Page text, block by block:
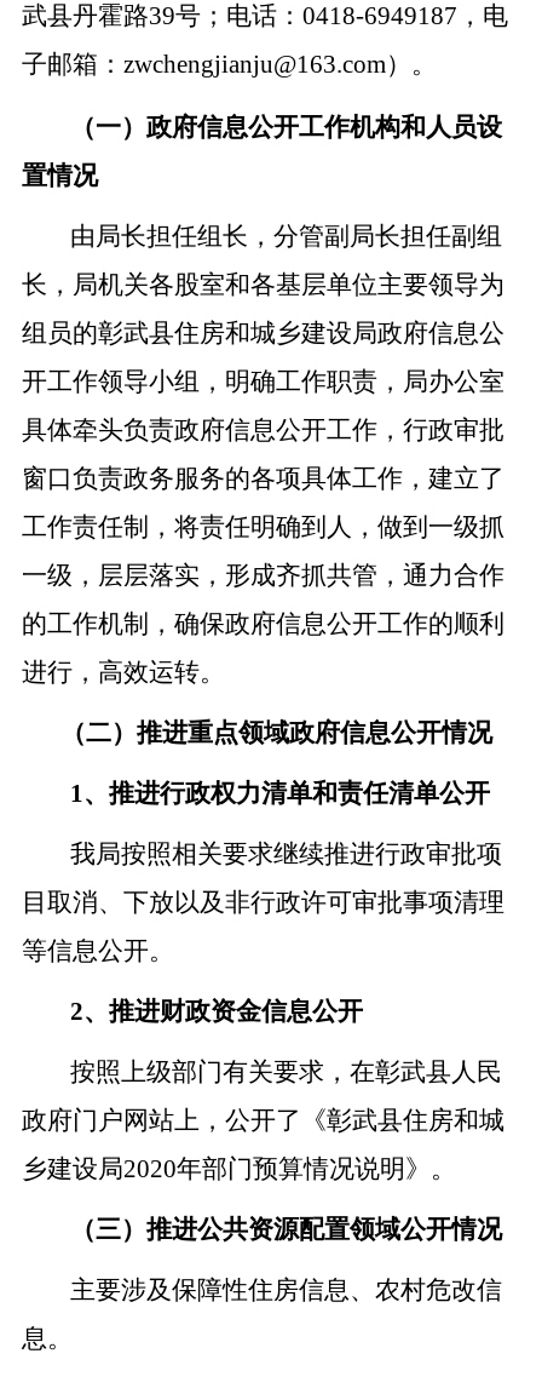
武县丹霍路39号；电话：0418-6949187，电
子邮箱：zwchengjianju@163.com）。
（一）政府信息公开工作机构和人员设
置情况
由局长担任组长，分管副局长担任副组
长，局机关各股室和各基层单位主要领导为
组员的彰武县住房和城乡建设局政府信息公
开工作领导小组，明确工作职责，局办公室
具体牵头负责政府信息公开工作，行政审批
窗口负责政务服务的各项具体工作，建立了
工作责任制，将责任明确到人，做到一级抓
一级，层层落实，形成齐抓共管，通力合作
的工作机制，确保政府信息公开工作的顺利
进行，高效运转。
（二）推进重点领域政府信息公开情况
1、推进行政权力清单和责任清单公开
我局按照相关要求继续推进行政审批项
目取消、下放以及非行政许可审批事项清理
等信息公开。
2、推进财政资金信息公开
按照上级部门有关要求，在彰武县人民
政府门户网站上，公开了
《彰武县住房和城
乡建设局2020年部门预算情况说明》。
（三）推进公共资源配置领域公开情况
主要涉及保障性住房信息、农村危改信
息。